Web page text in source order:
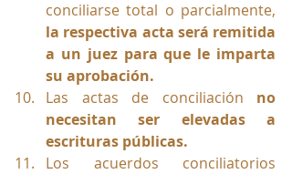
la respectiva acta será remitida
a un juez para que le imparta
su aprobación.
Las actas de conciliación no
necesitan ser elevadas a
escrituras públicas.